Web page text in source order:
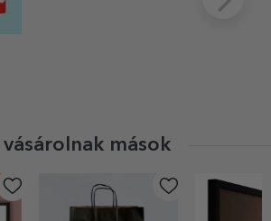
vásárolnak mások